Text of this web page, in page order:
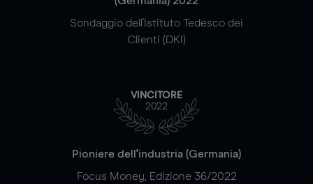
Sondaggio dell'Istituto Tedesco dei
Clienti (DKI)
VINCITORE
2022
Pioniere dell'industria (Germania)
Focus Money, Edizione 36/2022